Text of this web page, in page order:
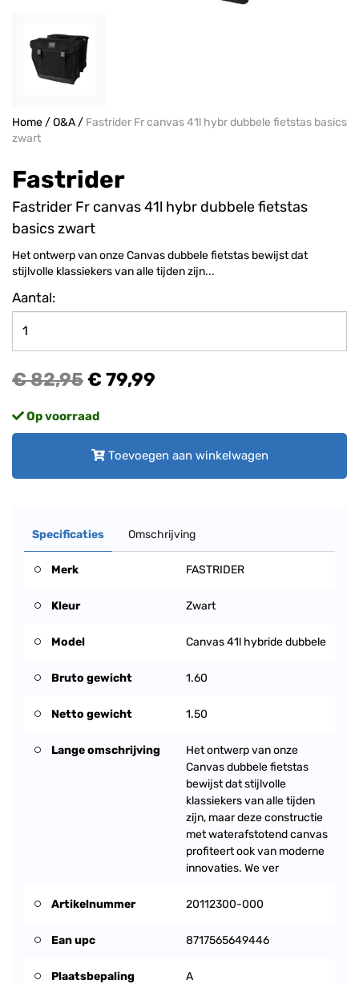
Home/O&A/ Fastrider Fr canvas 41l hybr dubbele fietstas basics
zwart
Fastrider
Fastrider Fr canvas 41l hybr dubbele fietstas
basics zwart
Het ontwerp van onze Canvas dubbele fietstas bewijst dat
stijlvolle klassiekers van alle tijden zijn...
Aantal:
€ 82,95€ 79,99
Op voorraad
Toevoegen aan winkelwagen
Specificaties Omschrijving
Merk FASTRIDER
Kleur Zwart
Model Canvas 41l hybride dubbele
Bruto gewicht 1.60
Netto gewicht 1.50
Lange omschrijving
Het ontwerp van onze
Canvas dubbele fietstas
bewijst dat stijlvolle
klassiekers van alle tijden
zijn, maar deze constructie
met waterafstotend canvas
profiteert ook van moderne
innovaties. We ver
Artikelnummer 20112300-000
Ean upc 8717565649446
Plaatsbepaling A